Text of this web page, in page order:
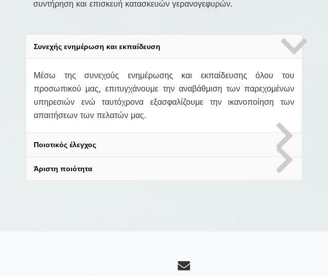
συντήρηση και επισκευή κατασκευών γερανογεφυρών.
Συνεχής ενημέρωση και εκπαίδευση
Μέσω της συνεχούς ενημέρωσης και εκπαίδευσης όλου του
προσωπικού μας, επιτυγχάνουμε την αναβάθμιση των παρεχομένων
υπηρεσιών ενώ ταυτόχρονα εξασφαλίζουμε την ικανοποίηση των
απαιτήσεων των πελατών μας.
Ποιοτικός έλεγχος
Άριστη ποιότητα
fa